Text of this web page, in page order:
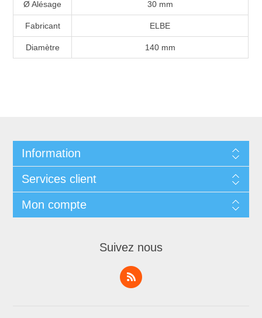
Ø Alésage 30 mm
Fabricant ELBE
Diamètre 140 mm
Information
Services client
Mon compte
Suivez nous